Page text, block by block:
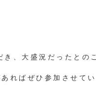
、大盛況だったとのこ
ればぜひ参加させてい